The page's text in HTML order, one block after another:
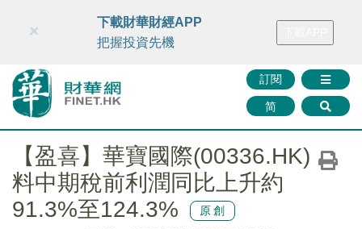
財華智庫網 FINTV FINMETA 財華證券 媒體矩陣
訂閱
简
×
下載財華財經APP
把握投資先機
【盈喜】華寶國際(00336.HK)
料中期稅前利潤同比上升約
91.3%至124.3%
原創